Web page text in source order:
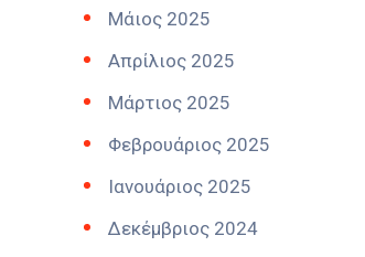
Μάιος 2025
Απρίλιος 2025
Μάρτιος 2025
Φεβρουάριος 2025
Ιανουάριος 2025
Δεκέμβριος 2024